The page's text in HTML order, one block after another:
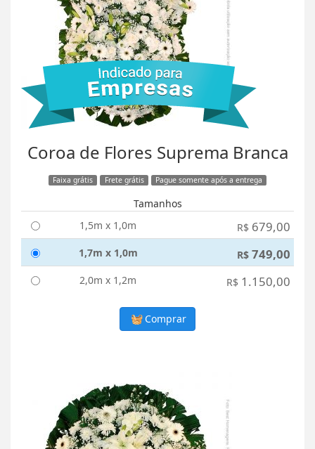
Coroa de Flores Suprema Branca
Faixa grátis Frete grátis Pague somente após a entrega
Tamanhos
1,5m x 1,0m
R$ 679,00
1,7m x 1,0m R$ 749,00
2,0m x 1,2m R$ 1.150,00
Comprar